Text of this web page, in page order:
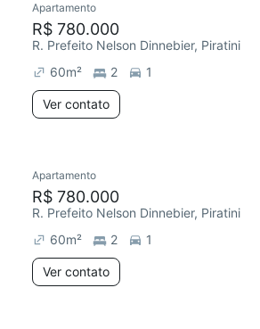
Apartamento
R$ 780.000
R. Prefeito Nelson Dinnebier, Piratini
60m² 2 1
Ver contato
Apartamento
R$ 780.000
R. Prefeito Nelson Dinnebier, Piratini
60m² 2 1
Ver contato